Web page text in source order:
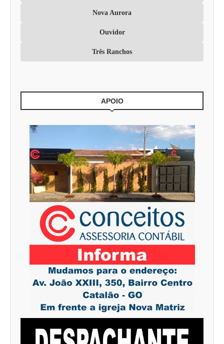
Nova Aurora
Ouvidor
Três Ranchos
APOIO